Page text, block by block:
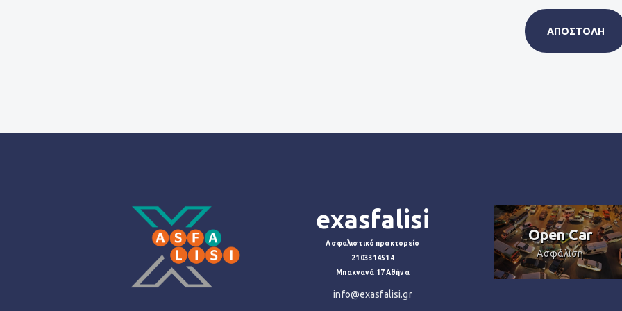
exasfalisi
Ασφαλιστικό πρακτορείο
2103314514
Μπακνανά 17 Αθήνα
info@exasfalisi.gr
Εξωσωματική
γονιμοποίηση
Open Car
Ασφάλιση